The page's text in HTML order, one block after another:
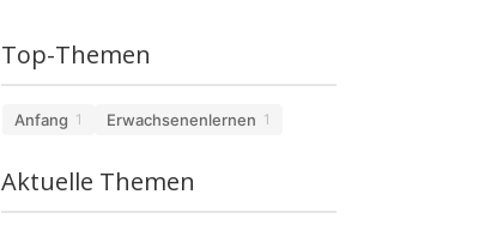
Top-Themen
Anfang 1 Erwachsenenlernen 1
Aktuelle Themen